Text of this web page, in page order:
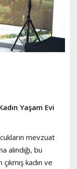
Yaşam Evi
mevzuat
alındığı, bu
kadın ve